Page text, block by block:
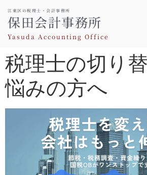
江東区の税理士・会計事務所
保田会計事務所
Yasuda Accounting Office
税理士の切り
悩みの方へ